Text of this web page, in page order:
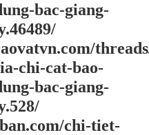
bac-giang-
chi-cat-bao-
bac-giang-
chi-tiet-